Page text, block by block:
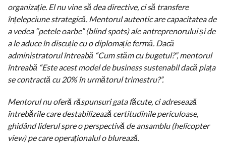
organizație. El nu vine să dea directive, ci să transfere
înțelepciune strategică. Mentorul autentic are capacitatea de
a vedea “petele oarbe” (blind spots) ale antreprenorului și de
a le aduce în discuție cu o diplomație fermă. Dacă
administratorul întreabă “Cum stăm cu bugetul?”, mentorul
întreabă “Este acest model de business sustenabil dacă piața
se contractă cu 20% în următorul trimestru?”.
Mentorul nu oferă răspunsuri gata făcute, ci adresează
întrebările care destabilizează certitudinile periculoase,
ghidând liderul spre o perspectivă de ansamblu (helicopter
view) pe care operaționalul o blurează.